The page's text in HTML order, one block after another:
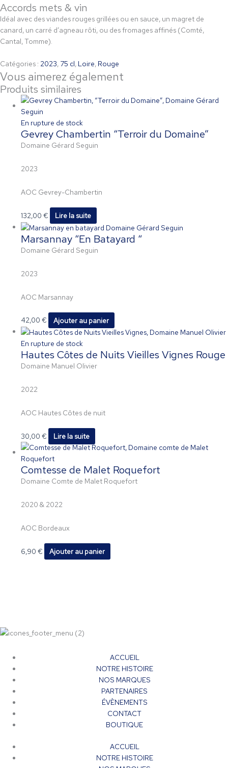
Accords mets & vin
Idéal avec des viandes rouges grillées ou en sauce, un magret de
canard, un carré d’agneau rôti, ou des fromages affinés (Comté,
Cantal, Tomme).
Catégories : 2023, 75 cl, Loire, Rouge
Vous aimerez également
Produits similaires
En rupture de stock
Gevrey Chambertin “Terroir du Domaine”
Domaine Gérard Seguin
2023
AOC Gevrey-Chambertin
132,00€ Lire la suite
Marsannay “En Batayard “
Domaine Gérard Seguin
2023
AOC Marsannay
42,00€ Ajouter au panier
En rupture de stock
Hautes Côtes de Nuits Vieilles Vignes Rouge
Domaine Manuel Olivier
2022
AOC Hautes Côtes de nuit
30,00€ Lire la suite
Comtesse de Malet Roquefort
Domaine Comte de Malet Roquefort
2020 & 2022
AOC Bordeaux
6,90€ Ajouter au panier
ACCUEIL
NOTRE HISTOIRE
NOS MARQUES
PARTENAIRES
ÉVÈNEMENTS
CONTACT
BOUTIQUE
ACCUEIL
NOTRE HISTOIRE